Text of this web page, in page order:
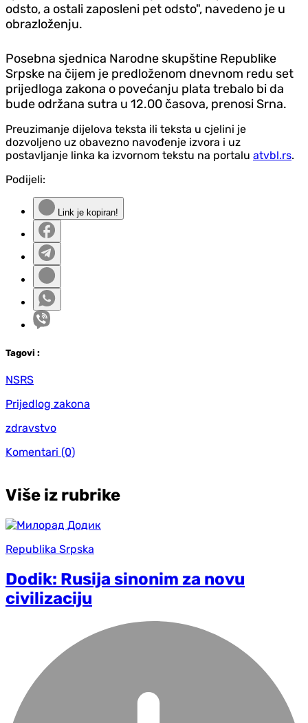
odsto, a ostali zaposleni pet odsto", navedeno je u
obrazloženju.
Posebna sjednica Narodne skupštine Republike
Srpske na čijem je predloženom dnevnom redu set
prijedloga zakona o povećanju plata trebalo bi da
bude održana sutra u 12.00 časova, prenosi Srna.
Preuzimanje dijelova teksta ili teksta u cjelini je
dozvoljeno uz obavezno navođenje izvora i uz
postavljanje linka ka izvornom tekstu na portalu atvbl.rs.
Podijeli:
Link je kopiran!
Tagovi :
NSRS
Prijedlog zakona
zdravstvo
Komentari (0)
Više iz rubrike
Republika Srpska
Dodik: Rusija sinonim za novu
civilizaciju